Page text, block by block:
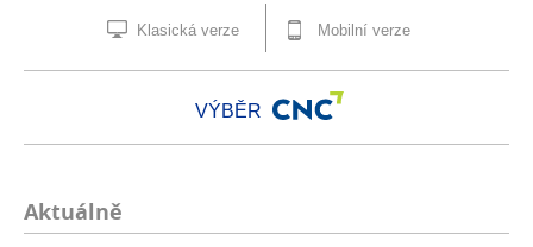
Klasická verze Mobilní verze
VÝBĚR
Aktuálně